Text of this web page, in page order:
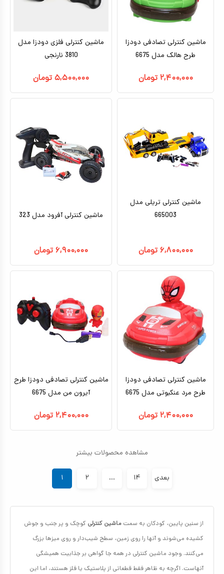
ماشین کنترلی تصادفی دودزا
طرح هالک مدل 6675
۲,۴۰۰,۰۰۰ تومان
ماشین کنترلی فلزی دودزا مدل
3810 نارنجی
۵,۵۰۰,۰۰۰ تومان
ماشین کنترلی تریلی مدل
665003
۶,۸۰۰,۰۰۰ تومان
ماشین کنترلی آفرود مدل 323
۶,۹۰۰,۰۰۰ تومان
ماشین کنترلی تصادفی دودزا
طرح مرد عنکبوتی مدل 6675
۲,۴۰۰,۰۰۰ تومان
ماشین کنترلی تصادفی دودزا طرح
آیرون من مدل 6675
۲,۴۰۰,۰۰۰ تومان
مشاهده محصولات بیشتر
۱ ۲ ... ۱۴ بعدی
از سنین پایین، کودکان به سمت ماشین‌ کنترلی کوچک و پر جنب و جوش
کشیده می‌شوند و آنها را روی زمین، سطح شیب‌دار و روی میزها بزرگ
می‌کنند. وجود ماشین کنترلی در همه جا گواهی بر جذابیت همیشگی
آنهاست. اگرچه به ظاهر فقط قطعاتی از پلاستیک یا فلز هستند، اما این